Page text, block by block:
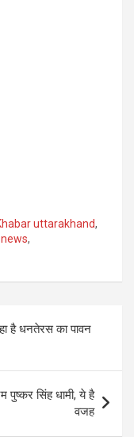
uttarakhand,
,
है धनतेरस का पावन
पुष्कर सिंह धामी, ये है
वजह